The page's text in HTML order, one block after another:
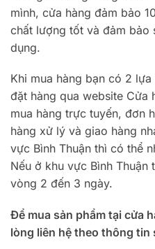
mình, cửa hàng đảm bảo
chất lượng tốt và đảm bảo
dụng.
Khi mua hàng bạn có 2
đặt hàng qua website Cửa
mua hàng trực tuyến, đơn
hàng xử lý và giao hàng
vực Bình Thuận thì có thể
Nếu ở khu vực Bình
vòng 2 đến 3 ngày.
Để mua sản phẩm tại cửa
lòng liên hệ theo thông tin